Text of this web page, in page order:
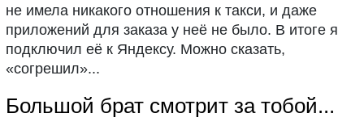
не имела никакого отношения к такси, и даже
приложений для заказа у неё не было. В итоге я
подключил её к Яндексу. Можно сказать,
«согрешил»...
Большой брат смотрит за тобой...